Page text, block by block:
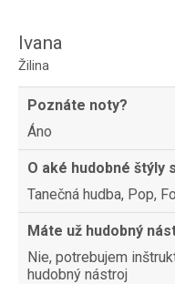
Ivana
Žilina
Poznáte noty?
Áno
O aké hudobné štýly
Tanečná hudba, Pop,
Máte už hudobný
Nie, potrebujem
hudobný nástroj